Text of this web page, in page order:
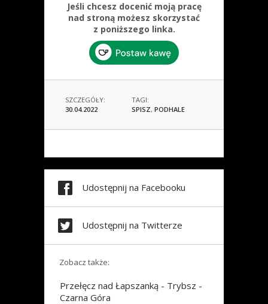
Jeśli chcesz docenić moją pracę
nad stroną możesz skorzystać
z poniższego linka.
SZCZEGÓŁY:
30.04.2022
TAGI:
SPISZ, PODHALE
Udostępnij na Facebooku
Udostępnij na Twitterze
Zobacz także:
Przełęcz nad Łapszanką - Trybsz -
Czarna Góra